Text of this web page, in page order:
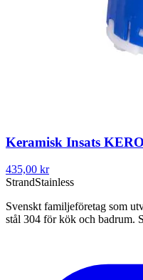
Keramisk Insats
435,00 kr
StrandStainless
Svenskt familjeföretag som
stål 304 för kök och badrum.